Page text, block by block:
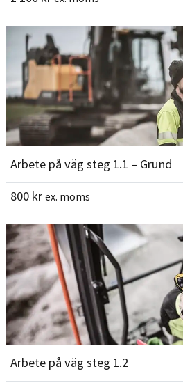
Arbete på väg steg 1.1 – Grund
800 kr ex. moms
Arbete på väg steg 1.2